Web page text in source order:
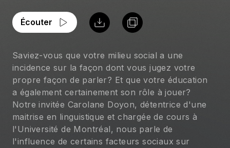
Écouter
Saviez-vous que votre milieu social a une
incidence sur la façon dont vous jugez votre
propre façon de parler? Et que votre éducation
a également certainement son rôle à jouer?
Notre invitée Carolane Doyon, détentrice d'une
maitrise en linguistique et chargée de cours à
l'Université de Montréal, nous parle de
l'influence de certains facteurs sociaux sur